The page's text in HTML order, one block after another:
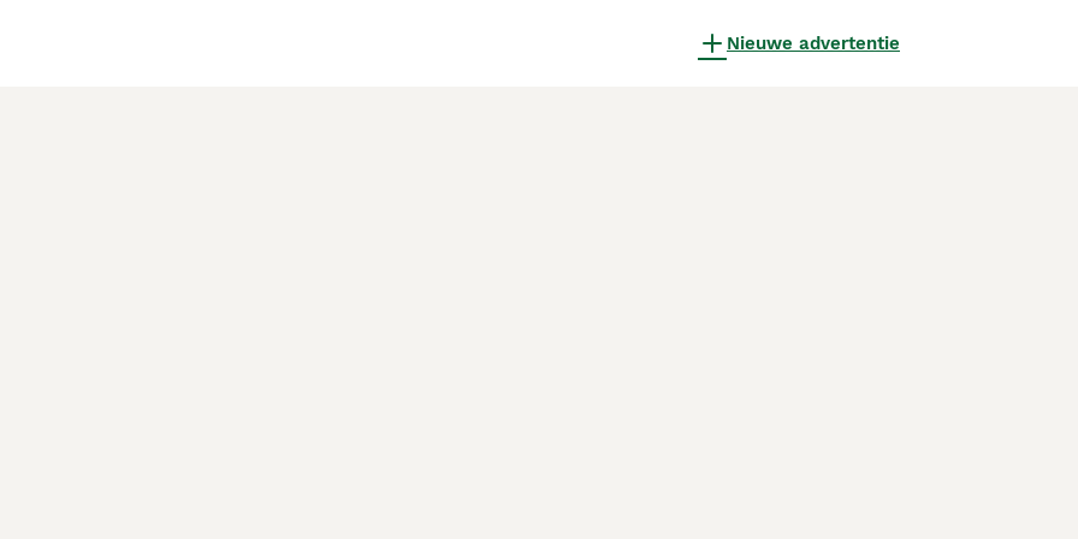
Nieuwe advertentie